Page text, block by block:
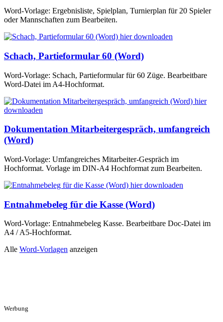
Word-Vorlage: Ergebnisliste, Spielplan, Turnierplan für 20 Spieler
oder Mannschaften zum Bearbeiten.
Schach, Partieformular 60 (Word)
Word-Vorlage: Schach, Partieformular für 60 Züge. Bearbeitbare
Word-Datei im A4-Hochformat.
Dokumentation Mitarbeitergespräch, umfangreich
(Word)
Word-Vorlage: Umfangreiches Mitarbeiter-Gespräch im
Hochformat. Vorlage im DIN-A4 Hochformat zum Bearbeiten.
Entnahmebeleg für die Kasse (Word)
Word-Vorlage: Entnahmebeleg Kasse. Bearbeitbare Doc-Datei im
A4 / A5-Hochformat.
Alle Word-Vorlagen anzeigen
Werbung